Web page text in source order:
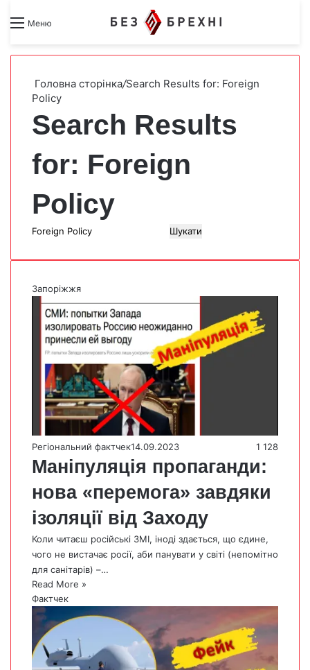
Меню Search forSwitch skin
Головна сторінка/Search Results for: Foreign
Policy
Search Results
for: Foreign
Policy
П
ш
к
Запоріжжя
Регіональний фактчек14.09.2023 1 128
Маніпуляція пропаганди:
нова «перемога» завдяки
ізоляції від Заходу
Коли читаєш російські ЗМІ, іноді здається, що єдине,
чого не вистачає росії, аби панувати у світі (непомітно
для санітарів) –…
Read More »
Фактчек